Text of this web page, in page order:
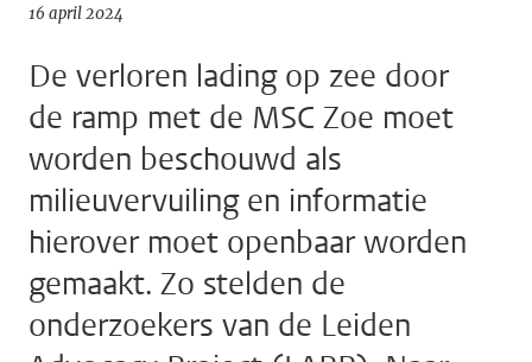
16 april 2024
De verloren lading op zee door
de ramp met de MSC Zoe moet
worden beschouwd als
milieuvervuiling en informatie
hierover moet openbaar worden
gemaakt. Zo stelden de
onderzoekers van de Leiden